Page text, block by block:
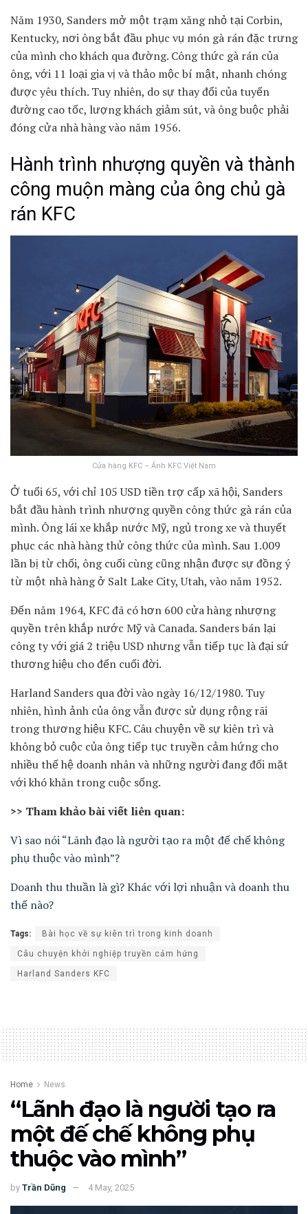
Năm 1930, Sanders mở một trạm xăng nhỏ tại Corbin,
Kentucky, nơi ông bắt đầu phục vụ món gà rán đặc trưng
của mình cho khách qua đường. Công thức gà rán của
ông, với 11 loại gia vị và thảo mộc bí mật, nhanh chóng
được yêu thích. Tuy nhiên, do sự thay đổi của tuyến
đường cao tốc, lượng khách giảm sút, và ông buộc phải
đóng cửa nhà hàng vào năm 1956.​
Hành trình nhượng quyền và thành
công muộn màng của ông chủ gà
rán KFC
Cửa hàng KFC – Ảnh KFC Việt Nam
Ở tuổi 65, với chỉ 105 USD tiền trợ cấp xã hội, Sanders
bắt đầu hành trình nhượng quyền công thức gà rán của
mình. Ông lái xe khắp nước Mỹ, ngủ trong xe và thuyết
phục các nhà hàng thử công thức của mình. Sau 1.009
lần bị từ chối, ông cuối cùng cũng nhận được sự đồng ý
từ một nhà hàng ở Salt Lake City, Utah, vào năm 1952.​
Đến năm 1964, KFC đã có hơn 600 cửa hàng nhượng
quyền trên khắp nước Mỹ và Canada. Sanders bán lại
công ty với giá 2 triệu USD nhưng vẫn tiếp tục là đại sứ
thương hiệu cho đến cuối đời.​
Harland Sanders qua đời vào ngày 16/12/1980. Tuy
nhiên, hình ảnh của ông vẫn được sử dụng rộng rãi
trong thương hiệu KFC. Câu chuyện về sự kiên trì và
không bỏ cuộc của ông tiếp tục truyền cảm hứng cho
nhiều thế hệ doanh nhân và những người đang đối mặt
với khó khăn trong cuộc sống.​
>> Tham khảo bài viết liên quan:
Vì sao nói “Lãnh đạo là người tạo ra một đế chế không
phụ thuộc vào mình”?
Doanh thu thuần là gì? Khác với lợi nhuận và doanh thu
thế nào?
Tags: Bài học về sự kiên trì trong kinh doanh
Câu chuyện khởi nghiệp truyền cảm hứng
Harland Sanders KFC
Home News
“Lãnh đạo là người tạo ra
một đế chế không phụ
thuộc vào mình”
by Trần Dũng 4 May, 2025